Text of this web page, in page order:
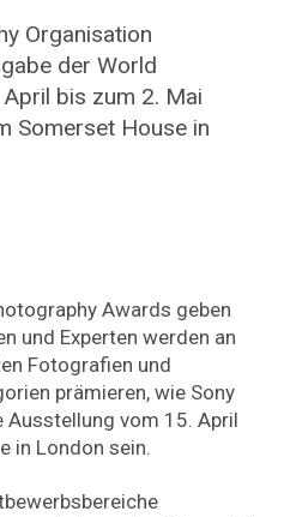
Organisation
der World
bis zum 2. Mai
Somerset House in
Awards geben
und Experten werden an
Fotografien und
prämieren, wie Sony
vom 15. April
in London sein.